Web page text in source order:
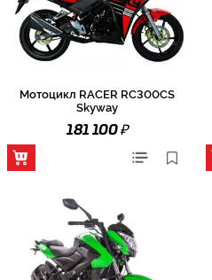
Мотоцикл RACER RC300CS
Skyway
181 100₽